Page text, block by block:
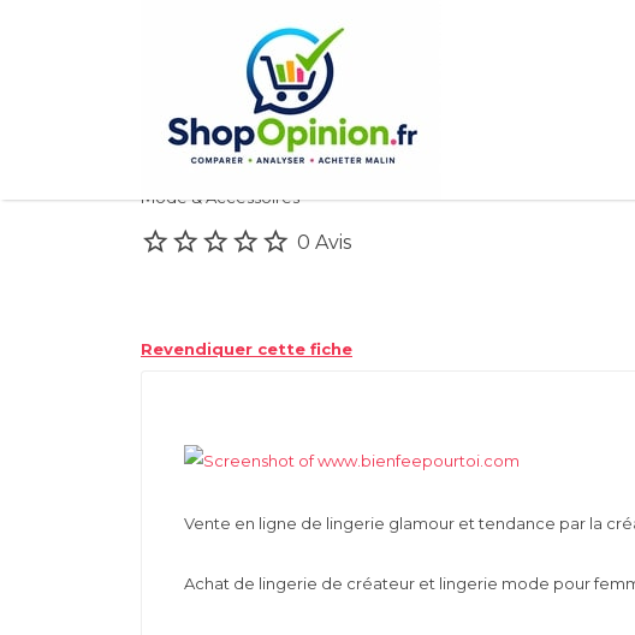
Bien fee pour toi
Mode & Accessoires
0 Avis
Revendiquer cette fiche
Vente en ligne de lingerie glamour et tendance par la
Achat de lingerie de créateur et lingerie mode pour